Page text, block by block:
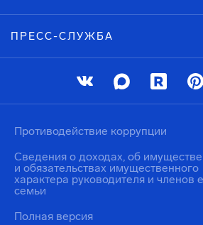
ПРЕСС-СЛУЖБА
Противодействие коррупции
Сведения о доходах, об имуществе
и обязательствах имущественного
характера руководителя и членов
семьи
Полная версия